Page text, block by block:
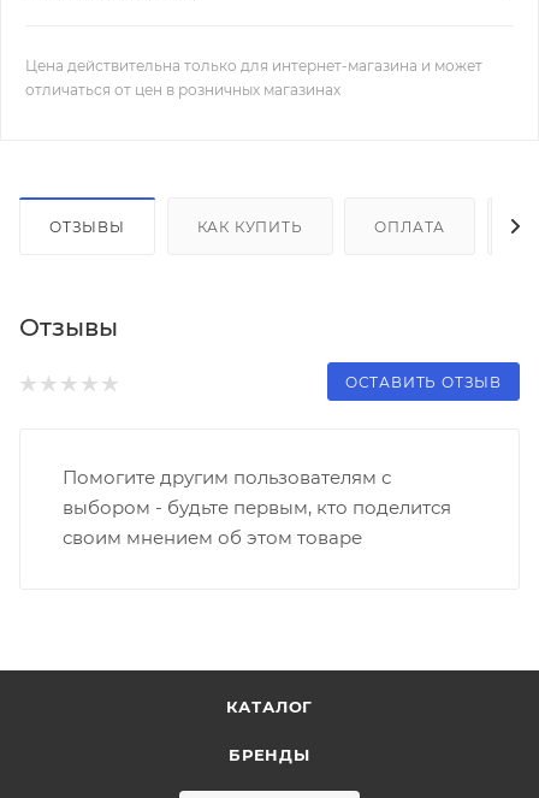
Цена действительна только для интернет-магазина и может
отличаться от цен в розничных магазинах
ОТЗЫВЫ КАК КУПИТЬ ОПЛАТА
Отзывы
ОСТАВИТЬ ОТЗЫВ
Помогите другим пользователям с
выбором - будьте первым, кто поделится
своим мнением об этом товаре
КАТАЛОГ
БРЕНДЫ